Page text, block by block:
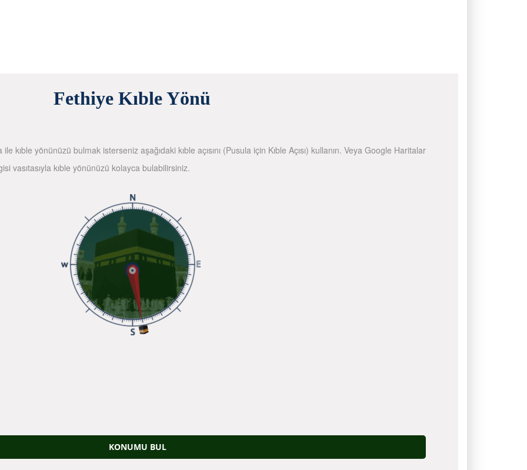
Fethiye Kıble Yönü
kıble yönünüzü bulmak isterseniz aşağıdaki kıble açısını (Pusula için Kıble Açısı) kullanın. Veya Google Haritalar
vasıtasıyla kıble yönünüzü kolayca bulabilirsiniz.
KONUMU BUL